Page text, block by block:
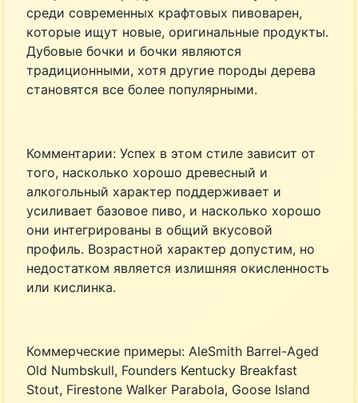
среди современных крафтовых пивоварен,
которые ищут новые, оригинальные продукты.
Дубовые бочки и бочки являются
традиционными, хотя другие породы дерева
становятся все более популярными.
Комментарии: Успех в этом стиле зависит от
того, насколько хорошо древесный и
алкогольный характер поддерживает и
усиливает базовое пиво, и насколько хорошо
они интегрированы в общий вкусовой
профиль. Возрастной характер допустим, но
недостатком является излишняя окисленность
или кислинка.
Коммерческие примеры: AleSmith Barrel-Aged
Old Numbskull, Founders Kentucky Breakfast
Stout, Firestone Walker Parabola, Goose Island